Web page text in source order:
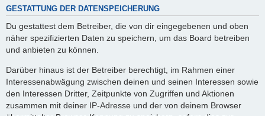
GESTATTUNG DER DATENSPEICHERUNG
Du gestattest dem Betreiber, die von dir eingegebenen und oben
näher spezifizierten Daten zu speichern, um das Board betreiben
und anbieten zu können.
Darüber hinaus ist der Betreiber berechtigt, im Rahmen einer
Interessenabwägung zwischen deinen und seinen Interessen sowie
den Interessen Dritter, Zeitpunkte von Zugriffen und Aktionen
zusammen mit deiner IP-Adresse und der von deinem Browser